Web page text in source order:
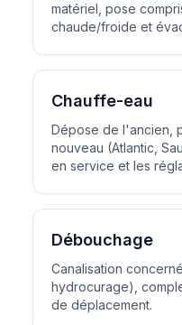
matériel, pose
chaude/froide et
Chauffe-eau
Dépose de l'ancien,
nouveau (Atlantic,
en service et les
Débouchage
Canalisation
hydrocurage),
de déplacement.